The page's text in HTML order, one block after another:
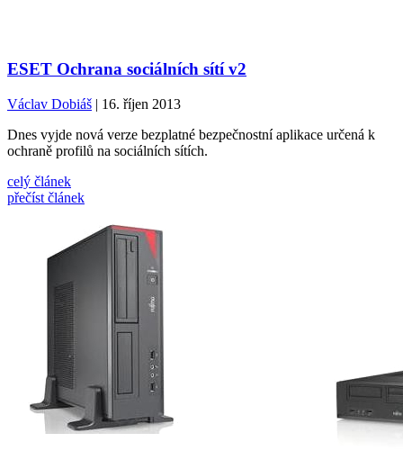
ESET Ochrana sociálních sítí v2
Václav Dobiáš | 16. říjen 2013
Dnes vyjde nová verze bezplatné bezpečnostní aplikace určená k
ochraně profilů na sociálních sítích.
celý článek
přečíst článek